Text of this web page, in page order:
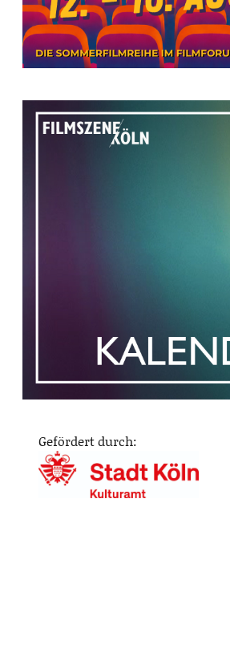
Gefördert durch: